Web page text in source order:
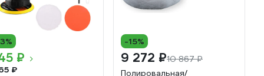
₽
₽
-15%
9 272 ₽10 867 ₽
Полировальная/